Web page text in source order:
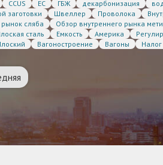
CCUS ЕС ГБЖ декарбонизация
заготовки Швеллер Проволока
сляба Обзор внутреннего рынка
сталь Емкость Америка
Вагоностроение Вагоны Налог